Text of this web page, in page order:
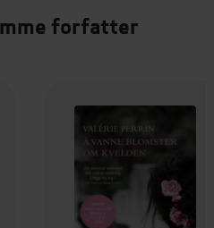
forfatter